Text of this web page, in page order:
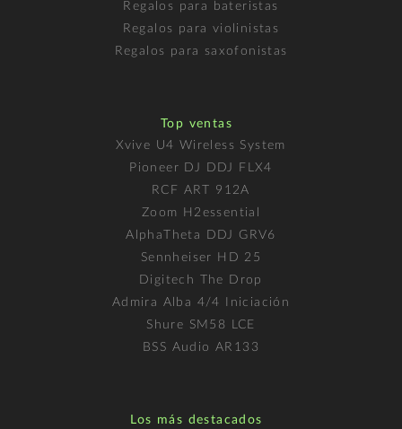
Regalos para bateristas
Regalos para violinistas
Regalos para saxofonistas
Top ventas
Xvive U4 Wireless System
Pioneer DJ DDJ FLX4
RCF ART 912A
Zoom H2essential
AlphaTheta DDJ GRV6
Sennheiser HD 25
Digitech The Drop
Admira Alba 4/4 Iniciación
Shure SM58 LCE
BSS Audio AR133
Los más destacados